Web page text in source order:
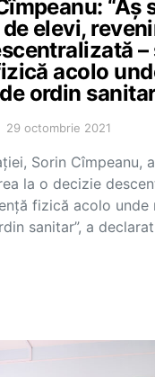
“Aș
elevi,
–
acolo
ordin
29 octombrie 2021
Sorin Cîmpeanu,
la o decizie
fizică acolo unde
sanitar”, a